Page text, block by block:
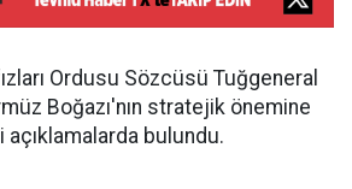
Ordusu Sözcüsü Tuğgeneral
Boğazı'nın stratejik önemine
bulundu.